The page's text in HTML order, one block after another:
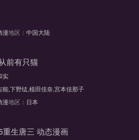
漫地区： 中国大陆
前有只猫
实
能,下野纮,植田佳奈,宫本佳那子
漫地区： 日本
重生唐三 动态漫画